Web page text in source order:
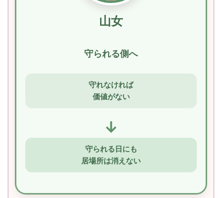
山女
守られる側へ
守れなければ
価値がない
↓
守られる日にも
居場所は消えない